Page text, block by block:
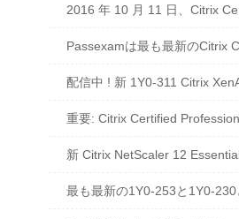
2016 年 10 月 11 日、Citrix
Passexamは最も最新のCitrix
配信中 ! 新 1Y0-311 Citrix
重要: Citrix Certified
新 Citrix NetScaler 12
最も最新の1Y0-253と1Y0-